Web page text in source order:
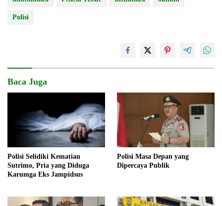
Polisi
Baca Juga
Polisi Selidiki Kematian
Sutrimo, Pria yang Diduga
Karumga Eks Jampidsus
Polisi Masa Depan yang
Dipercaya Publik